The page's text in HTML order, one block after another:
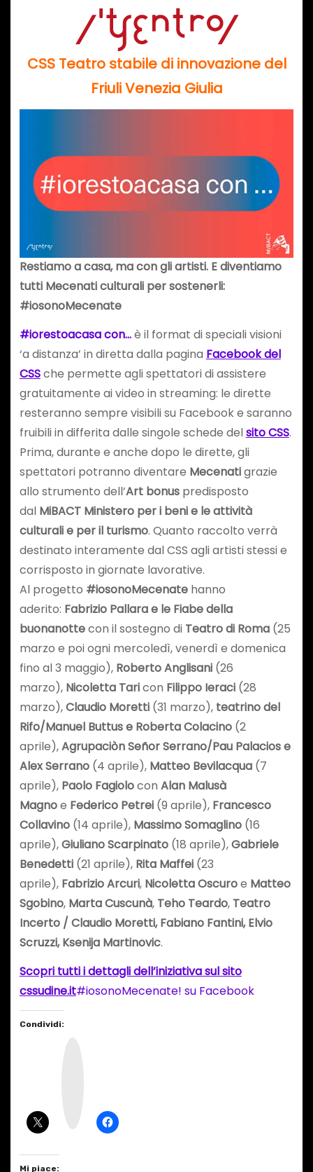
CSS Teatro stabile di innovazione del
Friuli Venezia Giulia
Restiamo a casa, ma con gli artisti. E diventiamo
tutti Mecenati culturali per sostenerli:
#iosonoMecenate
#iorestoacasa con…è il format di speciali visioni
‘a distanza’ in diretta dalla pagina Facebook del
CSSche permette agli spettatori di assistere
gratuitamente ai video in streaming: le dirette
resteranno sempre visibili su Facebook e saranno
fruibili in differita dalle singole schede delsito CSS.
Prima, durante e anche dopo le dirette, gli
spettatori potranno diventare Mecenatigrazie
allo strumento dell’Art bonuspredisposto
dal MiBACT Ministero per i beni e le attività
culturali e per il turismo. Quanto raccolto verrà
destinato interamente dal CSS agli artisti stessi e
corrisposto in giornate lavorative.
Al progetto #iosonoMecenatehanno
aderito: Fabrizio Pallara e le Fiabe della
buonanottecon il sostegno di Teatro di Roma(25
marzo e poi ogni mercoledì, venerdì e domenica
fino al 3 maggio), Roberto Anglisani(26
marzo), Nicoletta Taricon Filippo Ieraci(28
marzo),Claudio Moretti(31 marzo), teatrino del
Rifo/Manuel Buttus e Roberta Colacino(2
aprile),Agrupaciòn Señor Serrano/Pau Palacios e
Alex Serrano(4 aprile), Matteo Bevilacqua(7
aprile), Paolo Fagiolocon Alan Malusà
Magnoe Federico Petrei(9 aprile), Francesco
Collavino(14 aprile), Massimo Somaglino(16
aprile),Giuliano Scarpinato(18 aprile),Gabriele
Benedetti(21 aprile), Rita Maffei(23
aprile), Fabrizio Arcuri,Nicoletta Oscuroe Matteo
Sgobino, Marta Cuscunà, Teho Teardo, Teatro
Incerto / Claudio Moretti, Fabiano Fantini, Elvio
Scruzzi, Ksenija Martinovic.
Scopri tutti i dettagli dell’iniziativa sul sito
cssudine.it#iosonoMecenate! su Facebook
Condividi:
Mi piace: